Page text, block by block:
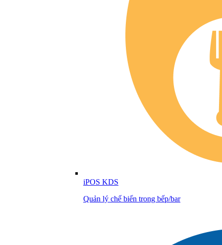
iPOS KDS
Quản lý chế biến trong bếp/bar